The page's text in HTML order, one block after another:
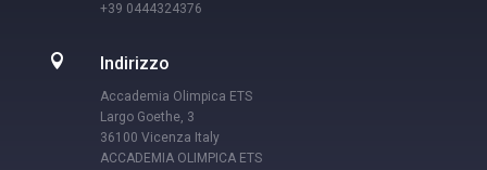
+39 0444324376
 Indirizzo
Accademia Olimpica ETS
Largo Goethe, 3
36100 Vicenza Italy
ACCADEMIA OLIMPICA ETS